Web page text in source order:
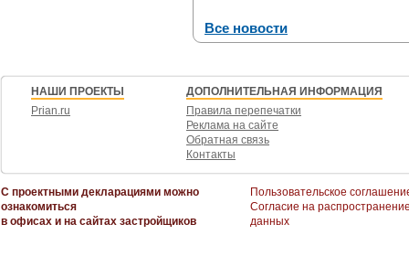
Все новости
НАШИ ПРОЕКТЫ
Prian.ru
ДОПОЛНИТЕЛЬНАЯ ИНФОРМАЦИЯ
Правила перепечатки
Реклама на сайте
Обратная связь
Контакты
С проектными декларациями можно
ознакомиться
в офисах и на сайтах застройщиков
Пользовательское
Согласие на
данных